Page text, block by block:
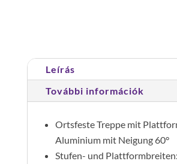
lépcsőfok
mennyiség
Leírás
További információk
Ortsfeste Treppe mit
Aluminium mit Neigung 60°
Stufen- und